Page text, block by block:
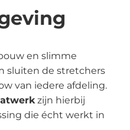
en slimme
sluiten de stretchers
van iedere afdeling.
zijn hierbij
die écht werkt in